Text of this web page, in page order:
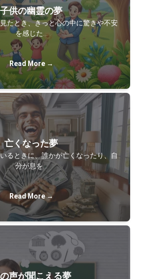
子供の幽霊の夢
たとき、きっと心の中に驚きや不安
を感じた…
Read More →
亡くなった夢
るときに、誰かが亡くなったり、自
分が息を…
Read More →
声が聞こえる夢